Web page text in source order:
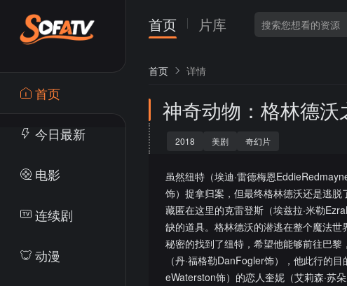
首页
今日最新
电影
连续剧
动漫
首页 片库
首页 详情
神奇动物：格林德沃
2018 美剧 奇幻片
虽然纽特（埃迪·雷德梅恩
饰）捉拿归案，但最终格林德沃还是逃
藏匿在这里的克雷登斯（埃兹拉·米勒
缺的道具。格林德沃的潜逃在整个魔法世
秘密的找到了纽特，希望他能够前往巴
（丹·福格勒DanFogler饰），他此行的
eWaterston饰）的恋人奎妮（艾莉森·苏